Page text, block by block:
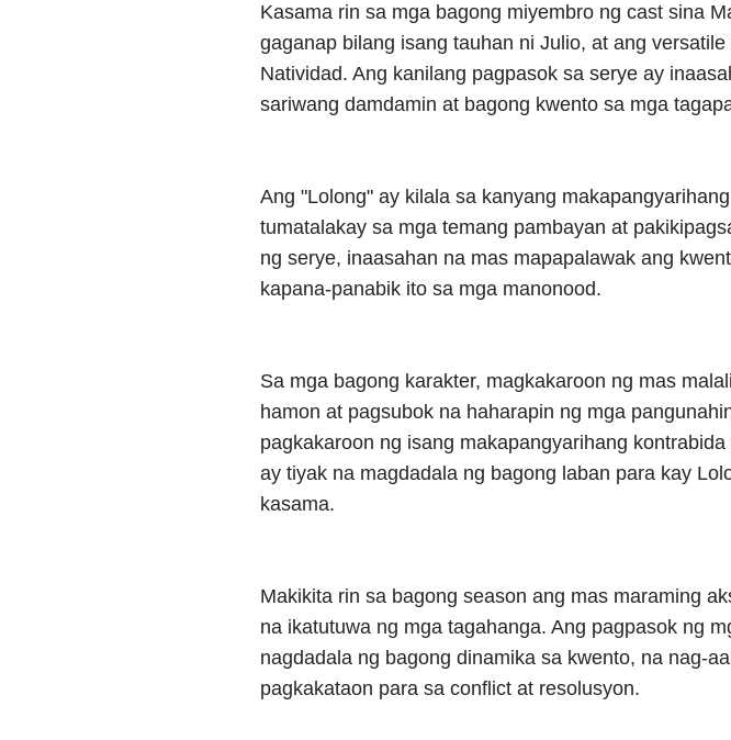
Kasama rin sa mga bagong miyembro ng cast sina
gaganap bilang isang tauhan ni Julio, at ang
Natividad. Ang kanilang pagpasok sa serye ay
sariwang damdamin at bagong kwento sa mga
Ang "Lolong" ay kilala sa kanyang
tumatalakay sa mga temang pambayan at
ng serye, inaasahan na mas mapapalawak ang
kapana-panabik ito sa mga manonood.
Sa mga bagong karakter, magkakaroon ng mas
hamon at pagsubok na haharapin ng mga
pagkakaroon ng isang makapangyarihang
ay tiyak na magdadala ng bagong laban para kay
kasama.
Makikita rin sa bagong season ang mas maraming
na ikatutuwa ng mga tagahanga. Ang pagpasok ng
nagdadala ng bagong dinamika sa kwento, na nag-
pagkakataon para sa conflict at resolusyon.